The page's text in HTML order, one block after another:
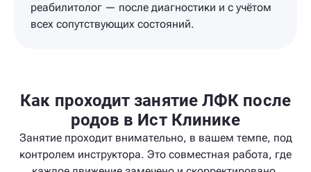
реабилитолог — после диагностики и с учётом
всех сопутствующих состояний.
Как проходит занятие ЛФК после
родов в Ист Клинике
Занятие проходит внимательно, в вашем темпе, под
контролем инструктора. Это совместная работа, где